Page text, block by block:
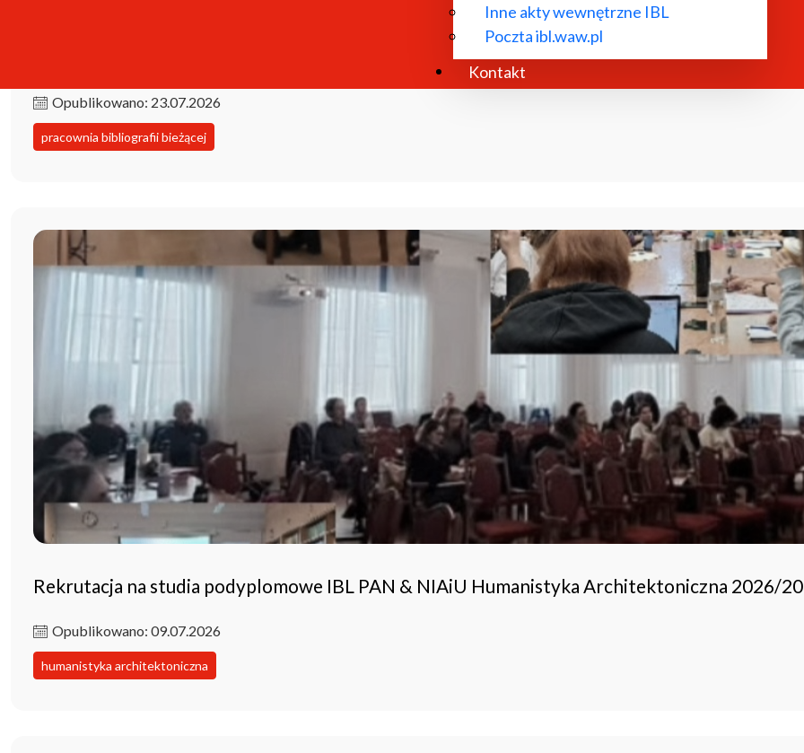
Inne akty wewnętrzne IBL
Poczta ibl.waw.pl
Kontakt
Opublikowano: 23.07.2026
pracownia bibliografii bieżącej
Rekrutacja na studia podyplomowe IBL PAN & NIAiU Humanistyka Architektoniczna 2026/
Opublikowano: 09.07.2026
humanistyka architektoniczna